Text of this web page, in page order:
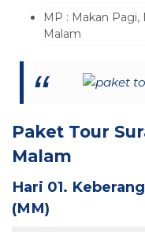
MP : Makan Pagi,
Malam
Paket Tour
Malam
Hari 01.
(MM)